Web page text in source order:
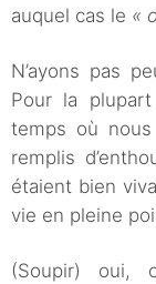
auquel cas le «
N’ayons pas
Pour la
temps où
remplis
étaient bien
vie en pleine
(Soupir) oui,